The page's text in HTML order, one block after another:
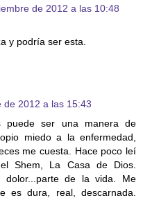
de 2012 a las 10:48
y podría ser esta.
de 2012 a las 15:43
puede ser una manera de
miedo a la enfermedad,
me cuesta. Hace poco leí
Shem, La Casa de Dios.
dolor...parte de la vida. Me
es dura, real, descarnada.